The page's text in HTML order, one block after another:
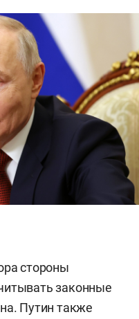
стороны
законные
Путин также